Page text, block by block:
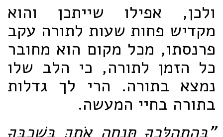
ולכן, אפילו שייתכן והוא
מקדיש פחות שעות לתורה עקב
פרנסתו, מכל מקום הוא מחובר
כל הזמן לתורה, כי הלב שלו
נמצא בתורה. הרי לך גדלות
בתורה בחיי המעשה.
"בְּהִתְהַלֶּכְךָ תַּנְחֶה אֹתָךְ בְּשָׁכְבְּךָ